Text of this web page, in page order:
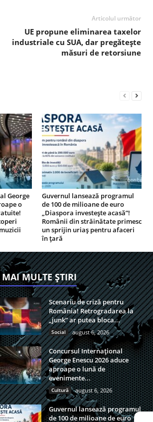
Articolul următor
UE propune eliminarea taxelor
industriale cu SUA, dar pregătește
măsuri de retorsiune
George
o
Guvernul lansează programul
de 100 de milioane de euro
„Diaspora investește acasă”!
Românii din străinătate primesc
un sprijin uriaș pentru afaceri
în țară
MAI MULTE ȘTIRI
Scenariu de criză pentru
România! Retrogradarea la
„junk” ar putea bloca...
Social august 6, 2026
Concursul Internațional
George Enescu 2026 aduce
aproape o lună de
evenimente...
Cultură august 6, 2026
Guvernul lansează programul
de 100 de milioane de euro